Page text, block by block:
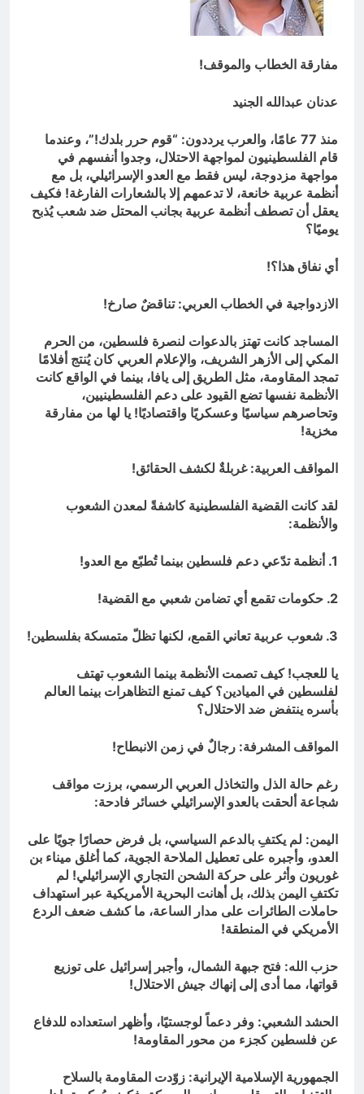
مؤيد اللامي .. الأكثر إستحقاقا لمنصب
مفارقة الخطاب والموقف!
عدنان عبدالله الجنيد
منذ 77 عامًا، والعرب يرددون: “قوم حرر بلدك!”، وعندما
قام الفلسطينيون لمواجهة الاحتلال، وجدوا أنفسهم في
مواجهة مزدوجة، ليس فقط مع العدو الإسرائيلي، بل مع
أنظمة عربية خانعة، لا تدعمهم إلا بالشعارات الفارغة! فكيف
يعقل أن تصطف أنظمة عربية بجانب المحتل ضد شعب يُذبح
يوميًا؟
أي نفاق هذا؟!
الازدواجية في الخطاب العربي: تناقضٌ صارخ!
المساجد كانت تهتز بالدعوات لنصرة فلسطين، من الحرم
المكي إلى الأزهر الشريف، والإعلام العربي كان يُنتج أفلامًا
تمجد المقاومة، مثل الطريق إلى يافا، بينما في الواقع كانت
الأنظمة نفسها تضع القيود على دعم الفلسطينيين،
وتحاصرهم سياسيًا وعسكريًا واقتصاديًا! يا لها من مفارقة
مخزية!
المواقف العربية: غربلةٌ لكشف الحقائق!
لقد كانت القضية الفلسطينية كاشفةً لمعدن الشعوب
والأنظمة:
1. أنظمة تدّعي دعم فلسطين بينما تُطبّع مع العدو!
2. حكومات تقمع أي تضامن شعبي مع القضية!
3. شعوب عربية تعاني القمع، لكنها تظلّ متمسكة بفلسطين!
يا للعجب! كيف تصمت الأنظمة بينما الشعوب تهتف
لفلسطين في الميادين؟ كيف تمنع التظاهرات بينما العالم
بأسره ينتفض ضد الاحتلال؟
المواقف المشرفة: رجالٌ في زمن الانبطاح!
رغم حالة الذل والتخاذل العربي الرسمي، برزت مواقف
شجاعة ألحقت بالعدو الإسرائيلي خسائر فادحة:
اليمن: لم يكتفِ بالدعم السياسي، بل فرض حصارًا جويًا على
العدو، وأجبره على تعطيل الملاحة الجوية، كما أغلق ميناء بن
غوريون وأثر على حركة الشحن التجاري الإسرائيلي! لم
تكتفِ اليمن بذلك، بل أهانت البحرية الأمريكية عبر استهداف
حاملات الطائرات على مدار الساعة، ما كشف ضعف الردع
الأمريكي في المنطقة!
حزب الله: فتح جبهة الشمال، وأجبر إسرائيل على توزيع
قواتها، مما أدى إلى إنهاك جيش الاحتلال!
الحشد الشعبي: وفر دعماً لوجستيًا، وأظهر استعداده للدفاع
عن فلسطين كجزء من محور المقاومة!
الجمهورية الإسلامية الإيرانية: زوّدت المقاومة بالسلاح